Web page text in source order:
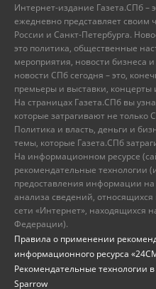
Интернет-издание Газета.СПб –
ежедневно представляет своим
России и Санкт-Петербурга.
это политика, общественные
мероприятия, новости бизнеса
новости СПб сегодня – это,
премьеры и выставки, концерты
На страницах Газета.СПб вы
которые затрагивают не только
Политика и власть, деньги и
темы, которые Газета.СПб
На информационном ресурсе
рекомендательные технологии
предоставления информации
анализа сведений,
сети «Интернет», находящихся
Федерации).
Правила о применении
информационного ресурса
Рекомендательные технологии
Sparrow